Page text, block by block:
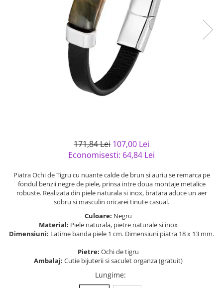
Bijuterii argint placat cu aur
Bijuterii argint cu diverse
Bijuterii argint cu murano
Bijuterii gotice si rock
Bijuterii Handmade
Casete si cutii de bijuterii
171,84 Lei 107,00 Lei
Economisesti: 64,84 Lei
Piatra Ochi de Tigru cu nuante calde de brun si auriu se remarca pe
fondul benzii negre de piele, prinsa intre doua montaje metalice
robuste. Realizata din piele naturala si inox, bratara aduce un aer
sobru si masculin oricarei tinute casual.
Culoare: Negru
Material: Piele naturala, pietre naturale si inox
Dimensiuni: Latime banda piele 1 cm. Dimensiuni piatra 18 x 13 mm.
Pietre: Ochi de tigru
Ambalaj: Cutie bijuterii si saculet organza (gratuit)
Lungime: